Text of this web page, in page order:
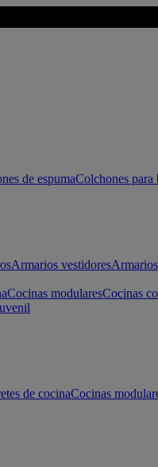
de espumaColchones para
Armarios vestidores
Cocinas modularesCocinas
de cocinaCocinas